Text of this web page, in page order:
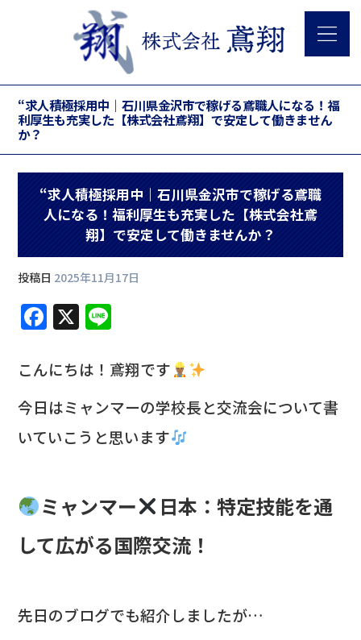
“求人積極採用中｜石川県金沢市で稼げる鳶職人になる！福
利厚生も充実した【株式会社鳶翔】で安定して働きません
か？
“求人積極採用中｜石川県金沢市で稼げる鳶職
人になる！福利厚生も充実した【株式会社鳶
翔】で安定して働きませんか？
投稿日 2025年11月17日
F
a
c
e
b
o
k
X
e
こんにちは！鳶翔です
今日はミャンマーの学校長と交流会について書
いていこうと思います
ミャンマー
日本：特定技能を通
して広がる国際交流！
先日のブログでも紹介しましたが…